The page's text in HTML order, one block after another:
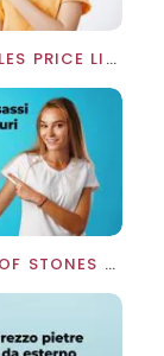
GRANITE TILES PRICE LIST
PRICE LIST OF STONES FOR WALLS